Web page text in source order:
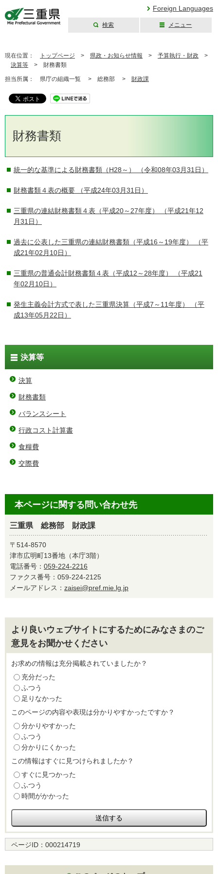
Foreign Languages
検索 メニュー
現在位置： トップページ > 県政・お知らせ情報 > 予算執行・財政 >
決算等 > 財務書類
担当所属： 県庁の組織一覧 > 総務部 > 財政課
財務書類
統一的な基準による財務書類（H28～） （令和08年03月31日）
財務書類４表の概要 （平成24年03月31日）
三重県の連結財務書類４表（平成20～27年度）
（平成21年12
月31日）
過去に公表した三重県の連結財務書類（平成16～19年度）
（平
成21年02月10日）
三重県の普通会計財務書類４表（平成12～28年度）
（平成21
年02月10日）
発生主義会計方式で表した三重県決算（平成7～11年度）
（平
成13年05月22日）
決算等
決算
財務書類
バランスシート
行政コスト計算書
食糧費
交際費
本ページに関する問い合わせ先
三重県 総務部 財政課
〒514-8570
津市広明町13番地（本庁3階）
電話番号： 059-224-2216
ファクス番号：059-224-2125
メールアドレス： zaisei@pref.mie.lg.jp
より良いウェブサイトにするためにみなさまのご
意見をお聞かせください
お求めの情報は充分掲載されていましたか？
充分だった
ふつう
足りなかった
このページの内容や表現は分かりやすかったですか？
分かりやすかった
ふつう
分かりにくかった
この情報はすぐに見つけられましたか？
すぐに見つかった
ふつう
時間がかかった
ページID： 000214719